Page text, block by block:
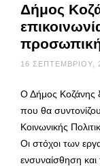
Δήμος
16 ΣΕΠΤΕΜΒΡΊΟΥ,
Ο Δήμος Κοζάνης
που θα
Κοινωνικής
Οι στόχοι των
ενσυναίσθηση